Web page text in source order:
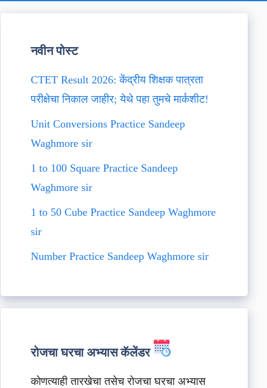
नवीन पोस्ट
CTET Result 2026: केंद्रीय शिक्षक पात्रता
परीक्षेचा निकाल जाहीर; येथे पहा तुमचे मार्कशीट!
Unit Conversions Practice Sandeep
Waghmore sir
1 to 100 Square Practice Sandeep
Waghmore sir
1 to 50 Cube Practice Sandeep Waghmore
sir
Number Practice Sandeep Waghmore sir
रोजचा घरचा अभ्यास कॅलेंडर
कोणत्याही तारखेचा तसेच रोजचा घरचा अभ्यास